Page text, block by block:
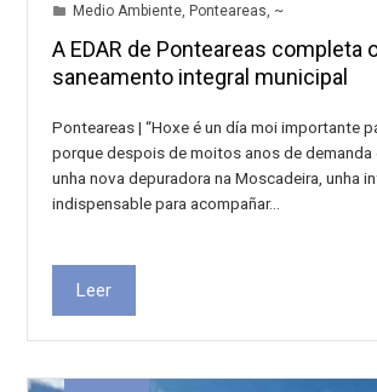
Medio Ambiente, Ponteareas, ~
A EDAR de Ponteareas completa
saneamento integral municipal
Ponteareas | “Hoxe é un día moi importante
porque despois de moitos anos de demanda
unha nova depuradora na Moscadeira, unha
indispensable para acompañar…
Leer